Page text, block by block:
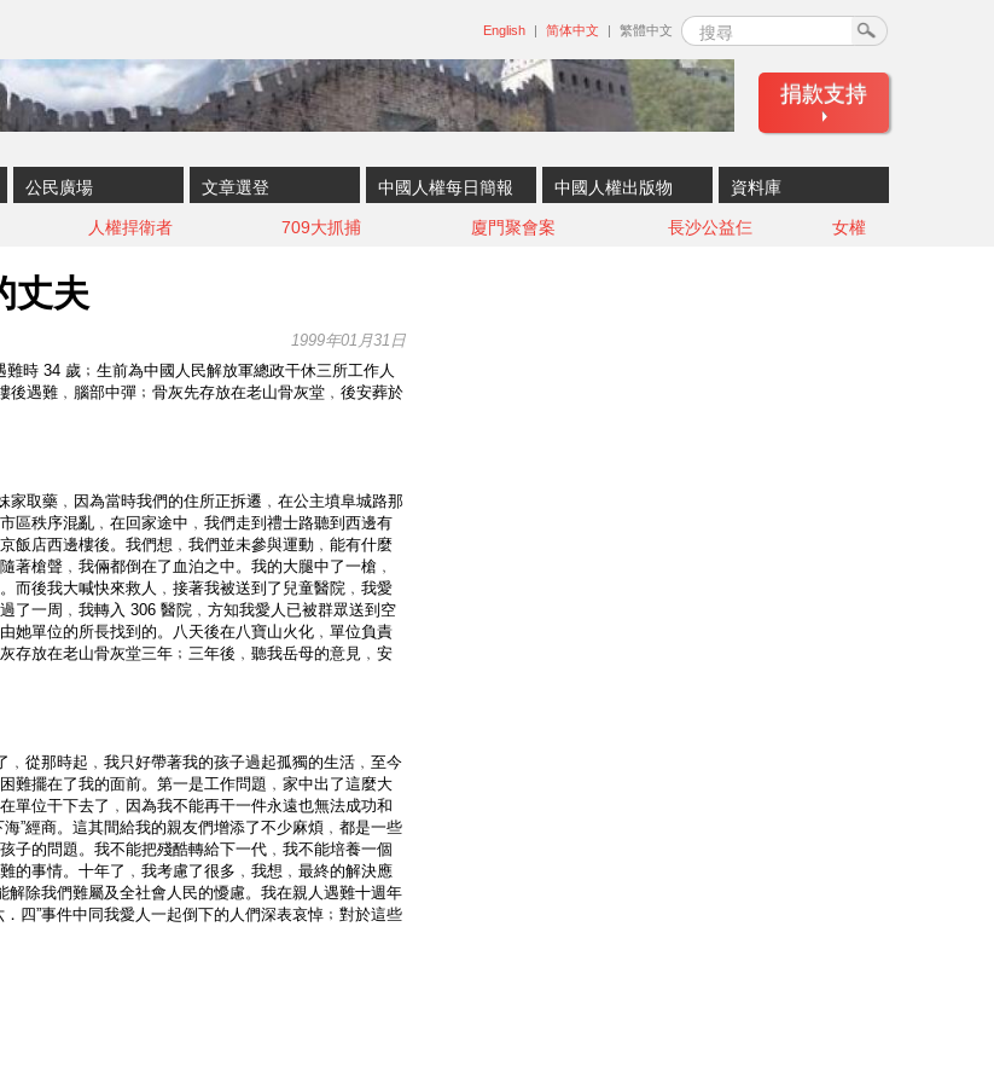
搜尋
English 简体中文 繁體中文
捐款支持
公民廣場 文章選登 中國人權每日簡報 中國人權出版物 資料庫
人權捍衛者 709大抓捕 廈門聚會案 長沙公益仨 女權
丈夫
1999年01月31日
難時 34 歲﹔生前為中國人民解放軍總政干休三所工作人
後遇難﹐腦部中彈﹔骨灰先存放在老山骨灰堂﹐後安葬於
家取藥﹐因為當時我們的住所正拆遷﹐在公主墳阜城路那
區秩序混亂﹐在回家途中﹐我們走到禮士路聽到西邊有
飯店西邊樓後。我們想﹐我們並未參與運動﹐能有什麼
著槍聲﹐我倆都倒在了血泊之中。我的大腿中了一槍﹐
而後我大喊快來救人﹐接著我被送到了兒童醫院﹐我愛
了一周﹐我轉入 306 醫院﹐方知我愛人已被群眾送到空
她單位的所長找到的。八天後在八寶山火化﹐單位負責
存放在老山骨灰堂三年﹔三年後﹐聽我岳母的意見﹐安
﹐從那時起﹐我只好帶著我的孩子過起孤獨的生活﹐至今
難擺在了我的面前。第一是工作問題﹐家中出了這麼大
單位干下去了﹐因為我不能再干一件永遠也無法成功和
”經商。這其間給我的親友們增添了不少麻煩﹐都是一些
子的問題。我不能把殘酷轉給下一代﹐我不能培養一個
的事情。十年了﹐我考慮了很多﹐我想﹐最終的解決應
解除我們難屬及全社會人民的懮慮。我在親人遇難十週年
四”事件中同我愛人一起倒下的人們深表哀悼﹔對於這些